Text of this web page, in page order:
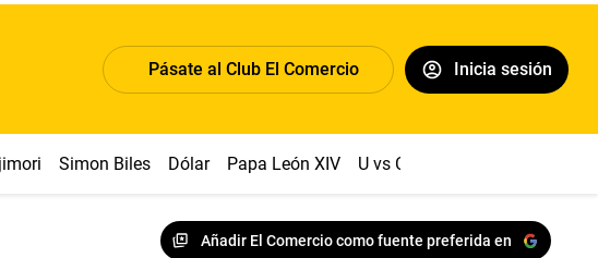
Pásate al Club El Comercio Inicia sesión
Simon Biles Dólar Papa León XIV U vs Cristal
Añadir El Comercio como fuente preferida en